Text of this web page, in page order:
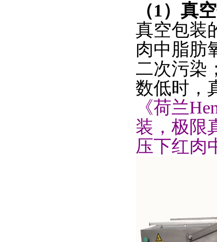
（1）真
真空包装
肉中脂肪
二次污染
数低时，
《荷兰
装，极限
压下红肉